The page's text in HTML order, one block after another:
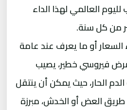
العالمي لهذا الداء
السعار أو ما يعرف عند عامة
فيروسي خطير، يصيب
الحار، حيث يمكن أن ينتقل
طريق العض أو الخدش، مبرزة